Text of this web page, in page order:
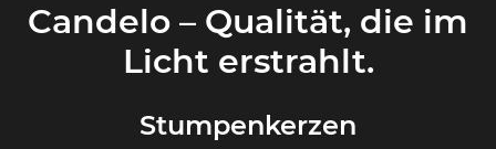
Candelo – Qualität, die im
Licht erstrahlt.
Stumpenkerzen